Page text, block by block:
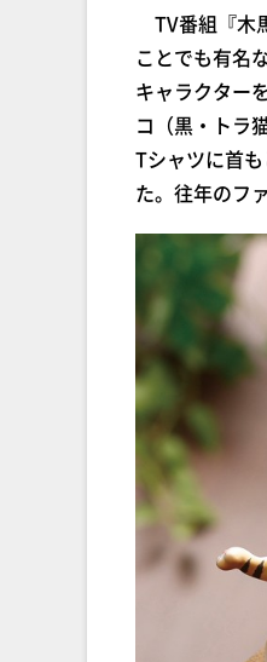
TV番組『木
ことでも有名
キャラクター
コ（黒・トラ
Tシャツに首
た。往年のフ